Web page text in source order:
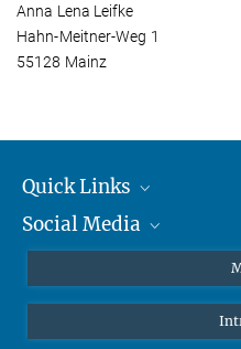
Anna Lena Leifke
Hahn-Meitner-Weg 1
55128 Mainz
Quick Links
Journalisten
Social Media
Instagram